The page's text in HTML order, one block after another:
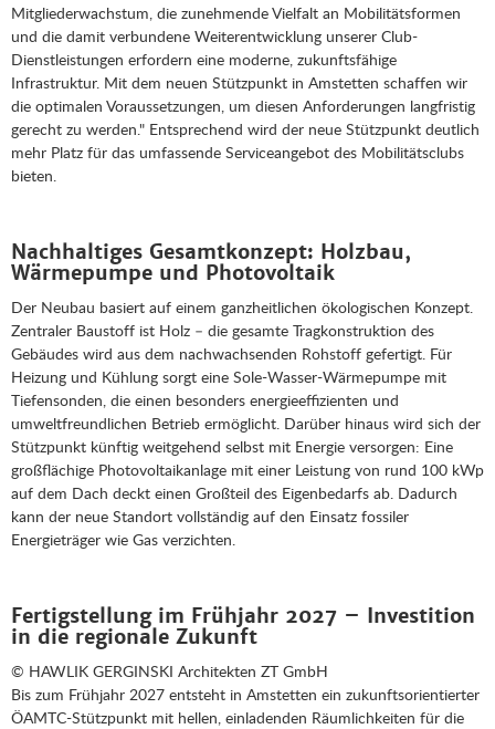
Mitgliederwachstum, die zunehmende Vielfalt an Mobilitätsformen
und die damit verbundene Weiterentwicklung unserer Club-
Dienstleistungen erfordern eine moderne, zukunftsfähige
Infrastruktur. Mit dem neuen Stützpunkt in Amstetten schaffen wir
die optimalen Voraussetzungen, um diesen Anforderungen langfristig
gerecht zu werden." Entsprechend wird der neue Stützpunkt deutlich
mehr Platz für das umfassende Serviceangebot des Mobilitätsclubs
bieten.
Nachhaltiges Gesamtkonzept: Holzbau,
Wärmepumpe und Photovoltaik
Der Neubau basiert auf einem ganzheitlichen ökologischen Konzept.
Zentraler Baustoff ist Holz – die gesamte Tragkonstruktion des
Gebäudes wird aus dem nachwachsenden Rohstoff gefertigt. Für
Heizung und Kühlung sorgt eine Sole-Wasser-Wärmepumpe mit
Tiefensonden, die einen besonders energieeffizienten und
umweltfreundlichen Betrieb ermöglicht. Darüber hinaus wird sich der
Stützpunkt künftig weitgehend selbst mit Energie versorgen: Eine
großflächige Photovoltaikanlage mit einer Leistung von rund 100 kWp
auf dem Dach deckt einen Großteil des Eigenbedarfs ab. Dadurch
kann der neue Standort vollständig auf den Einsatz fossiler
Energieträger wie Gas verzichten.
Fertigstellung im Frühjahr 2027 – Investition
in die regionale Zukunft
© HAWLIK GERGINSKI Architekten ZT GmbH
Bis zum Frühjahr 2027 entsteht in Amstetten ein zukunftsorientierter
ÖAMTC-Stützpunkt mit hellen, einladenden Räumlichkeiten für die